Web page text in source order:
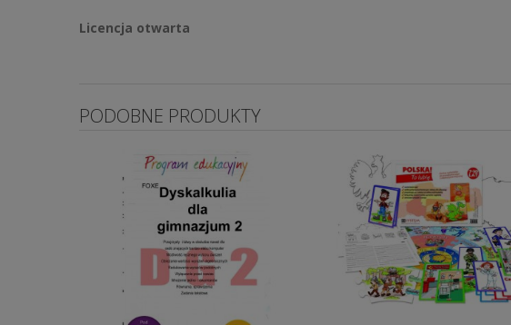
Licencja otwarta
PODOBNE PRODUKTY